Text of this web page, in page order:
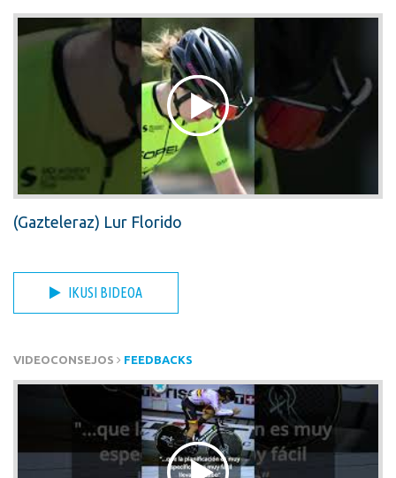
(Gazteleraz) Lur Florido
IKUSI BIDEOA
VIDEOCONSEJOS FEEDBACKS